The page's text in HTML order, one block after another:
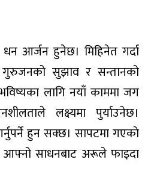
धन आर्जन हुनेछ। मिहिनेत गर्दा
गुरुजनको सुझाव र सन्तानको
लागि नयाँ काममा जग
लक्ष्यमा पुर्याउनेछ।
हुन सक्छ। सापटमा गएकाे
आफ्नो साधनबाट अरूले फाइदा